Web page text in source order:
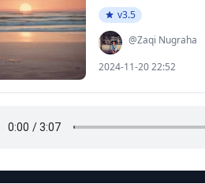
v3.5
@Zaqi Nugraha
2024-11-20 22:52